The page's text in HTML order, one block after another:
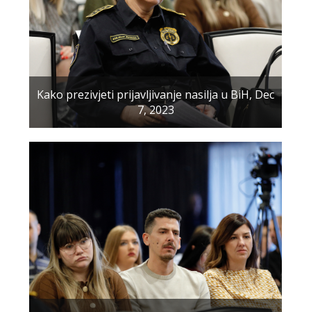
Kako prezivjeti prijavljivanje nasilja u BiH, Dec
7, 2023